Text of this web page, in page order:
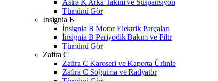
Astra K Arka Takım ve Süspansiyon
Tümünü Gör
İnsignia B
İnsignia B Motor Elektrik Parçaları
İnsignia B Periyodik Bakım ve Filtr
Tümünü Gör
Zafira C
Zafira C Karoseri ve Kaporta Ürünle
Zafira C Soğutma ve Radyatör